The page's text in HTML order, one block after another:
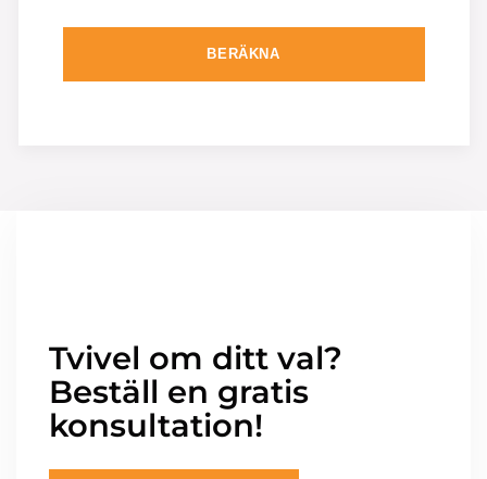
BERÄKNA
Tvivel om ditt val?
Beställ en gratis
konsultation!